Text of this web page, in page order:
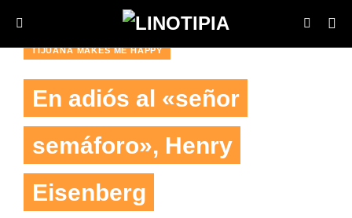
TIJUANA MAKES ME HAPPY
En adiós al «señor
semáforo», Henry
Eisenberg